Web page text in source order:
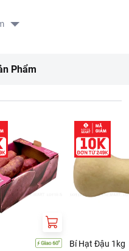
nước
Phẩm
Bí Hạt Đậu 1kg